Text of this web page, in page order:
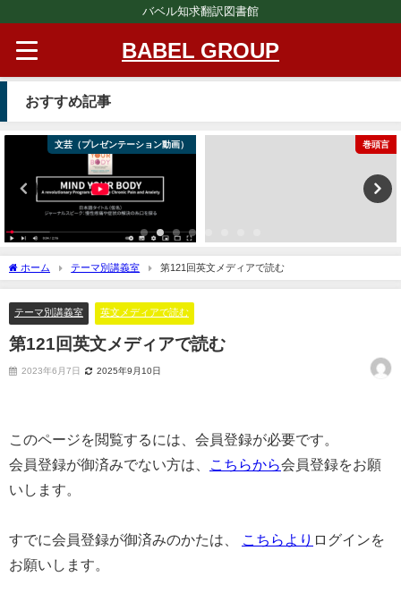
バベル知求翻訳図書館
BABEL GROUP
おすすめ記事
文芸（プレゼンテーション動画） 巻頭言
ホーム テーマ別講義室 第121回英文メディアで読む
テーマ別講義室 英文メディアで読む
第121回英文メディアで読む
2023年6月7日 2025年9月10日
このページを閲覧するには、会員登録が必要です。
会員登録が御済みでない方は、
こちらから会員登録をお願
いします。
すでに会員登録が御済みのかたは、 こちらより ログインを
お願いします。